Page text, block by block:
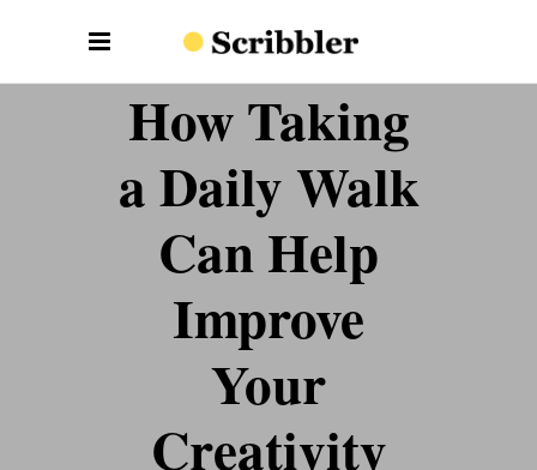
How Taking
a Daily Walk
Can Help
Improve
Your
Creativity